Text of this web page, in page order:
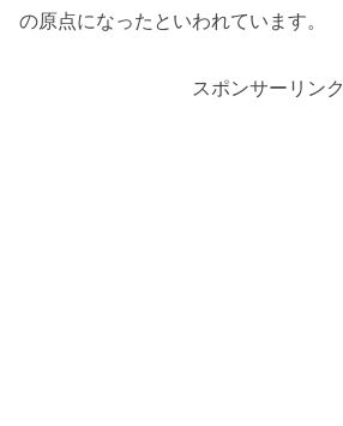
の原点になったといわれています。
スポンサーリンク